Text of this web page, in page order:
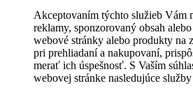
Akceptovaním týchto služieb Vám
reklamy, sponzorovaný obsah
webové stránky alebo produkty na
pri prehliadaní a nakupovaní,
merať ich úspešnosť. S Vaším
webovej stránke nasledujúce